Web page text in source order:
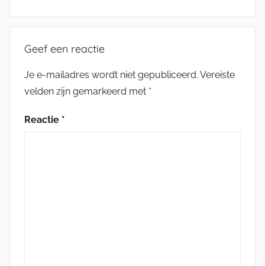
Geef een reactie
Je e-mailadres wordt niet gepubliceerd. Vereiste
velden zijn gemarkeerd met *
Reactie *